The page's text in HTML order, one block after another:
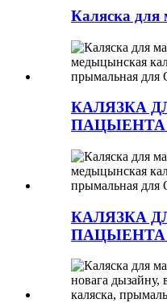
Каляска для
КАЛЯЗКА
ПАЦЫЕНТА
КАЛЯЗКА
ПАЦЫЕНТА